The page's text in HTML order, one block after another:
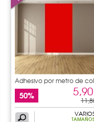
Adhesivo por metro de
50%